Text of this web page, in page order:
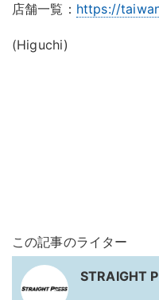
店舗一覧： https://
(Higuchi)
この記事のライター
STRAIGHT